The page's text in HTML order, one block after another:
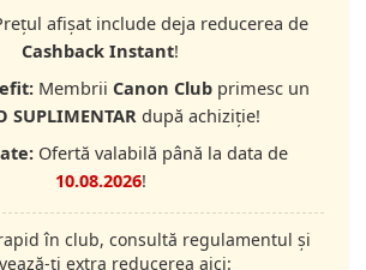
afișat include deja reducerea de
Cashback Instant!
Membrii Canon Club primesc un
SUPLIMENTAR după achiziție!
Ofertă valabilă până la data de
10.08.2026!
în club, consultă regulamentul și
ți extra reducerea aici: